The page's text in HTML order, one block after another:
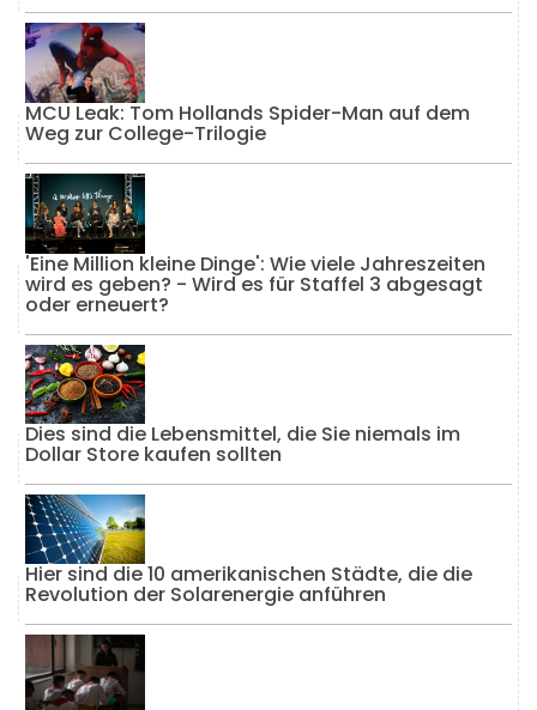
MCU Leak: Tom Hollands Spider-Man auf dem
Weg zur College-Trilogie
'Eine Million kleine Dinge': Wie viele Jahreszeiten
wird es geben? - Wird es für Staffel 3 abgesagt
oder erneuert?
Dies sind die Lebensmittel, die Sie niemals im
Dollar Store kaufen sollten
Hier sind die 10 amerikanischen Städte, die die
Revolution der Solarenergie anführen